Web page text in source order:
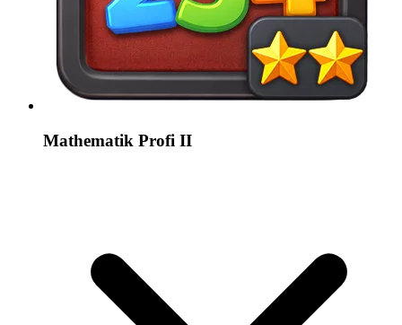
Mathematik Profi II